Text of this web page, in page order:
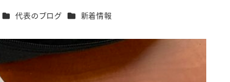
カテゴリー
代表のブログ カテゴリー
新着情報